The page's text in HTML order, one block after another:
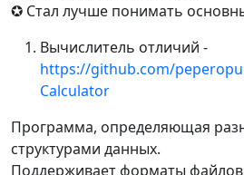
✪ Стал лучше понимать
Вычислитель отличий -
https://github.com/
Calculator
Программа, определяющая
структурами данных.
Поддерживает форматы файлов